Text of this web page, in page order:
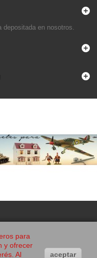
depositada en nosotros.
para
y ofrecer
Al
aceptar